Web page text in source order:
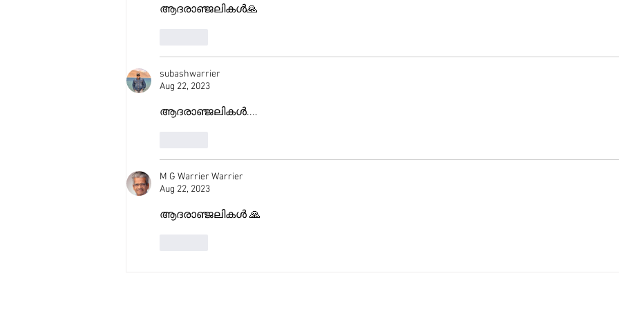
ആദരാഞ്ജലികൾ🙏
subashwarrier
Aug 22, 2023
ആദരാഞ്ജലികൾ....
M G Warrier Warrier
Aug 22, 2023
ആദരാഞ്ജലികൾ 🙏